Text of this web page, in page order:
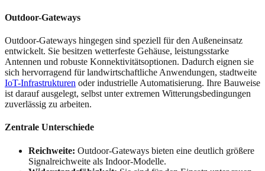
Outdoor-Gateways
Outdoor-Gateways hingegen sind speziell für den Außeneinsatz
entwickelt. Sie besitzen wetterfeste Gehäuse, leistungsstarke
Antennen und robuste Konnektivitätsoptionen. Dadurch eignen sie
sich hervorragend für landwirtschaftliche Anwendungen, stadtweite
IoT-Infrastrukturen oder industrielle Automatisierung. Ihre Bauweise
ist darauf ausgelegt, selbst unter extremen Witterungsbedingungen
zuverlässig zu arbeiten.
Zentrale Unterschiede
Reichweite: Outdoor-Gateways bieten eine deutlich größere
Signalreichweite als Indoor-Modelle.